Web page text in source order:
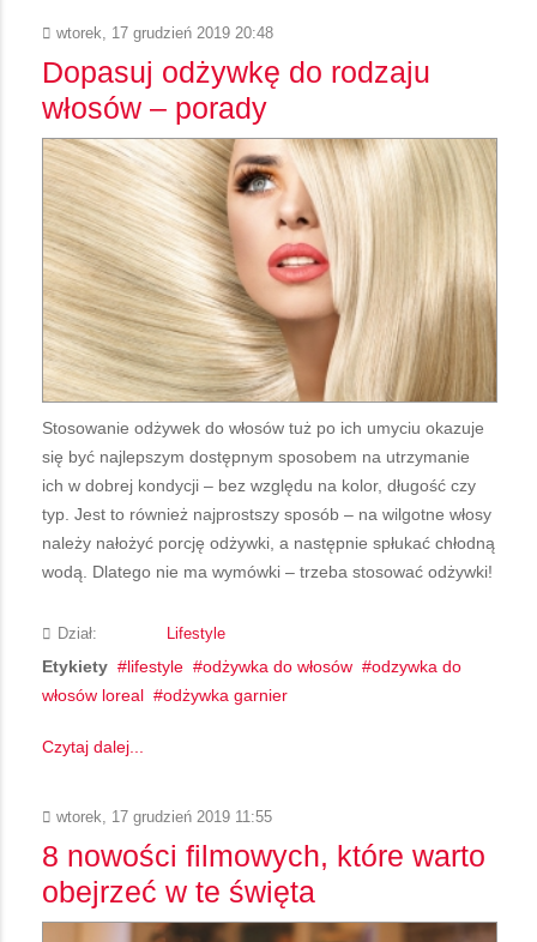
wtorek, 17 grudzień 2019 20:48
Dopasuj odżywkę do rodzaju
włosów – porady
Stosowanie odżywek do włosów tuż po ich umyciu okazuje
się być najlepszym dostępnym sposobem na utrzymanie
ich w dobrej kondycji – bez względu na kolor, długość czy
typ. Jest to również najprostszy sposób – na wilgotne włosy
należy nałożyć porcję odżywki, a następnie spłukać chłodną
wodą. Dlatego nie ma wymówki – trzeba stosować odżywki!
Dział: Lifestyle
Etykiety lifestyle odżywka do włosów
odzywka do
włosów loreal
odżywka garnier
Czytaj dalej...
wtorek, 17 grudzień 2019 11:55
8 nowości filmowych, które warto
obejrzeć w te święta